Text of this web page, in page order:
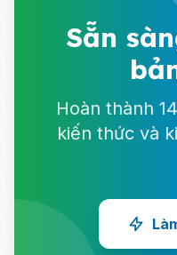
Sẵn
Hoàn thành
kiến thức và